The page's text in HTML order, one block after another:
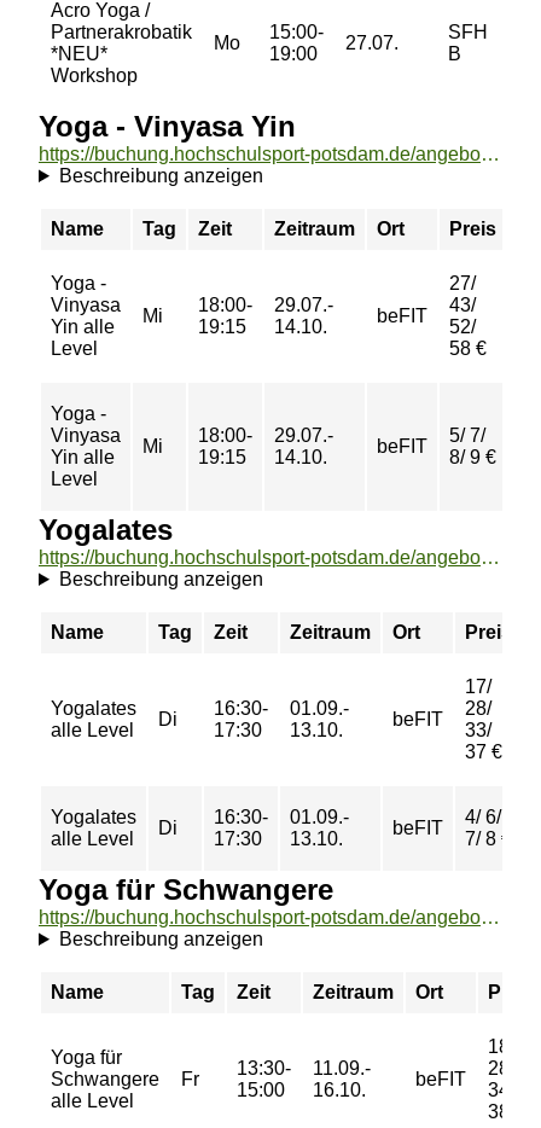
Acro Yoga /
Partnerakrobatik
*NEU*
Workshop
Mo
15:00-
19:00
27.07.
SFH
B
Yoga - Vinyasa Yin
https://buchung.hochschulsport-potsdam.de/angebote/aktueller_zeitraum/_Yoga_-_Vinyasa_Yin.html
Beschreibung anzeigen
Name Tag Zeit Zeitraum Ort Preis
Yoga -
Vinyasa
Yin alle
Level
Mi
18:00-
19:15
29.07.-
14.10.
beFIT
27/
43/
52/
58 €
Yoga -
Vinyasa
Yin alle
Level
Mi
18:00-
19:15
29.07.-
14.10.
beFIT
5/ 7/
8/ 9 €
Yogalates
https://buchung.hochschulsport-potsdam.de/angebote/aktueller_zeitraum/_Yogalates.html
Beschreibung anzeigen
Name Tag Zeit Zeitraum Ort Preis
Yogalates
alle Level
Di
16:30-
17:30
01.09.-
13.10.
beFIT
17/
28/
33/
37 €
Yogalates
alle Level
Di
16:30-
17:30
01.09.-
13.10.
beFIT
4/ 6/
7/ 8 €
Yoga für Schwangere
https://buchung.hochschulsport-potsdam.de/angebote/aktueller_zeitraum/_Yoga_fuer_Schwangere.html
Beschreibung anzeigen
Name Tag Zeit Zeitraum Ort Preis
Yoga für
Schwangere
alle Level
Fr
13:30-
15:00
11.09.-
16.10.
beFIT
18/
28/
34/
38 €